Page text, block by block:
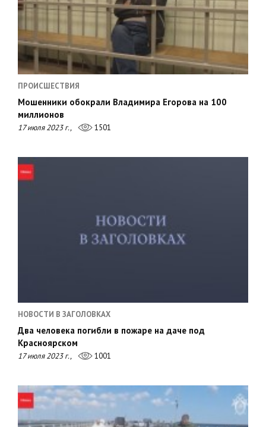
ПРОИСШЕСТВИЯ
Мошенники обокрали Владимира Егорова на 100
миллионов
17 июля 2023 г., 1501
НОВОСТИ В ЗАГОЛОВКАХ
Два человека погибли в пожаре на даче под
Красноярском
17 июля 2023 г., 1001